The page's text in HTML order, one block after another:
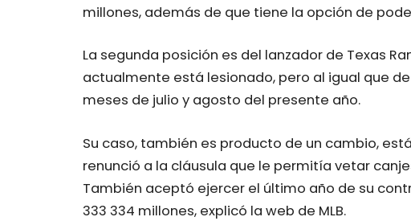
millones, además de que tiene la opción de
La segunda posición es del lanzador de Texas
actualmente está lesionado, pero al igual que
meses de julio y agosto del presente año.
Su caso, también es producto de un cambio,
renunció a la cláusula que le permitía vetar
También aceptó ejercer el último año de su
333 334 millones, explicó la web de MLB.